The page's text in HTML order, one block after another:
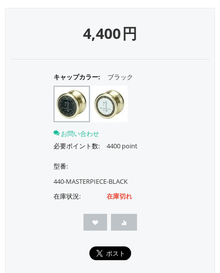
4,400円
キャップカラー: ブラック
お問い合わせ
必要ポイント数:
4400 point
型番:
440-MASTERPIECE-BLACK
在庫状況:
在庫切れ